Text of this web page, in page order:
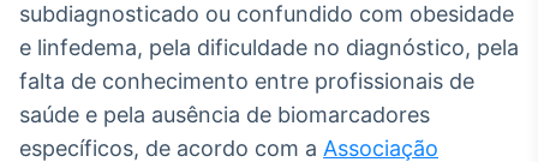
Tokenização
de ativos
subdiagnosticado ou confundido com obesidade
e linfedema, pela dificuldade no diagnóstico, pela
falta de conhecimento entre profissionais de
saúde e pela ausência de biomarcadores
específicos, de acordo com a Associação